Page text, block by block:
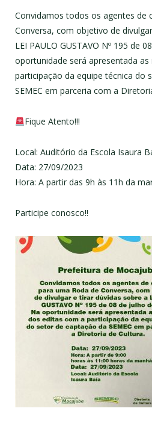
Convidamos todos os agentes de
Conversa, com objetivo de
LEI PAULO GUSTAVO Nº 195 de
oportunidade será apresentada
participação da equipe técnica do
SEMEC em parceria com a
Fique Atento!!!
Local: Auditório da Escola Isaura
Data: 27/09/2023
Hora: A partir das 9h às 11h da
Participe conosco!!